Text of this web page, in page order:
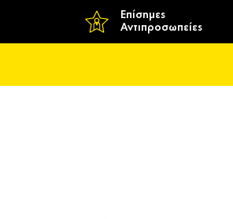
Επίσημες
Αντιπροσωπείες